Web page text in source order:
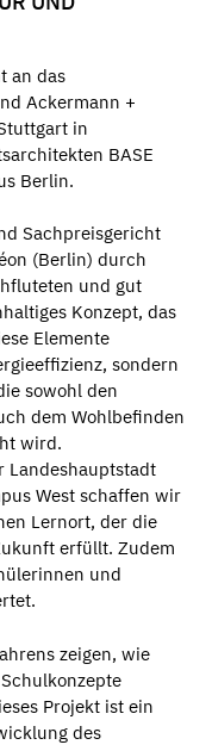
an das
Ackermann +
in
BASE
Berlin.
Sachpreisgericht
(Berlin) durch
und gut
Konzept, das
Elemente
sondern
sowohl den
dem Wohlbefinden
wird.
Landeshauptstadt
West schaffen wir
Lernort, der die
erfüllt. Zudem
und
zeigen, wie
Projekt ist ein
des